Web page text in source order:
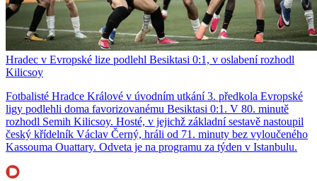
Hradec v Evropské lize podlehl Besiktasi 0:1, v oslabení rozhodl
Kilicsoy
Fotbalisté Hradce Králové v úvodním utkání 3. předkola Evropské
ligy podlehli doma favorizovanému Besiktasi 0:1. V 80. minutě
rozhodl Semih Kilicsoy. Hosté, v jejichž základní sestavě nastoupil
český křídelník Václav Černý, hráli od 71. minuty bez vyloučeného
Kassouma Ouattary. Odveta je na programu za týden v Istanbulu.